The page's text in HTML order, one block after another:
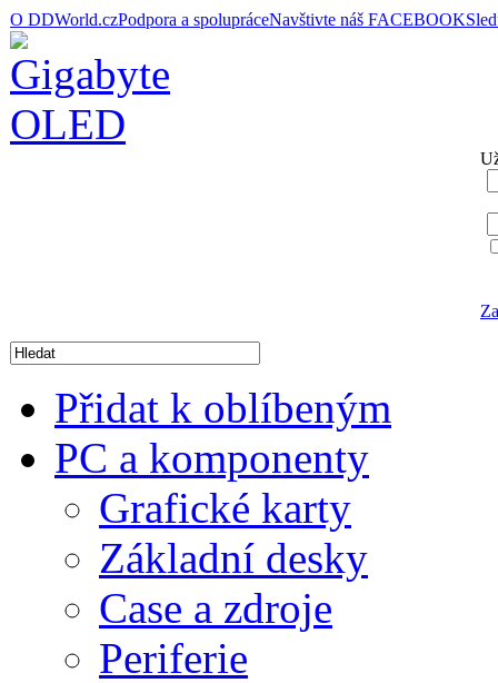
O DDWorld.czPodpora a spolupráceNavštivte náš FACEBOOK
Přidat k oblíbeným
PC a komponenty
Grafické karty
Základní desky
Case a zdroje
Periferie